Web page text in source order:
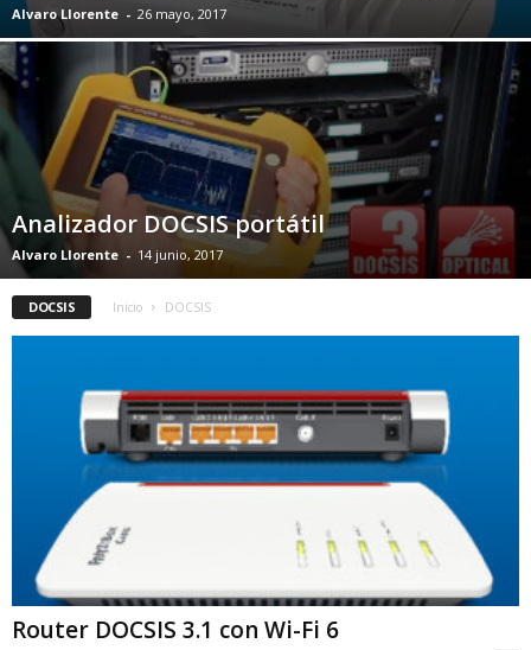
Alvaro Llorente - 26 mayo, 2017
Analizador DOCSIS portátil
Alvaro Llorente - 14 junio, 2017
DOCSIS Inicio DOCSIS
Router DOCSIS 3.1 con Wi-Fi 6